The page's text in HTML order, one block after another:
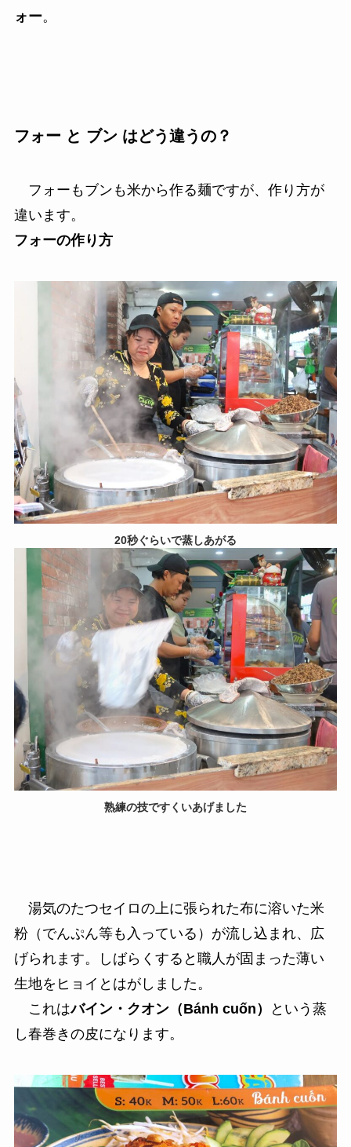
ォー。
フォー と ブン はどう違うの？
フォーもブンも米から作る麺ですが、作り方が
違います。
フォーの作り方
20秒ぐらいで蒸しあがる
熟練の技ですくいあげました
湯気のたつセイロの上に張られた布に溶いた米
粉（でんぷん等も入っている）が流し込まれ、広
げられます。しばらくすると職人が固まった薄い
生地をヒョイとはがしました。
これはバイン・クオン（Bánh cuốn）
という蒸
し春巻きの皮になります。